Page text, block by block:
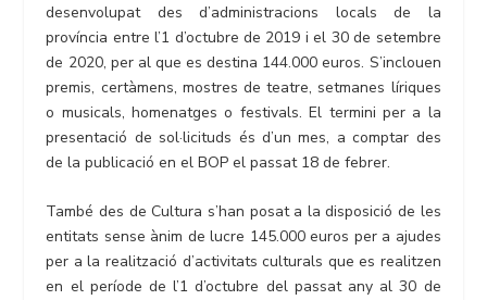
desenvolupat des d’administracions locals de la
província entre l’1 d’octubre de 2019 i el 30 de setembre
de 2020, per al que es destina 144.000 euros. S’inclouen
premis, certàmens, mostres de teatre, setmanes líriques
o musicals, homenatges o festivals. El termini per a la
presentació de sol·licituds és d’un mes, a comptar des
de la publicació en el BOP el passat 18 de febrer.
També des de Cultura s’han posat a la disposició de les
entitats sense ànim de lucre 145.000 euros per a ajudes
per a la realització d’activitats culturals que es realitzen
en el període de l’1 d’octubre del passat any al 30 de